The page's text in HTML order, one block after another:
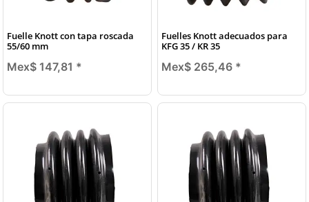
Fuelle Knott con tapa roscada
55/60 mm
Mex$ 147,81 *
Fuelles Knott adecuados para
KFG 35 / KR 35
Mex$ 265,46 *